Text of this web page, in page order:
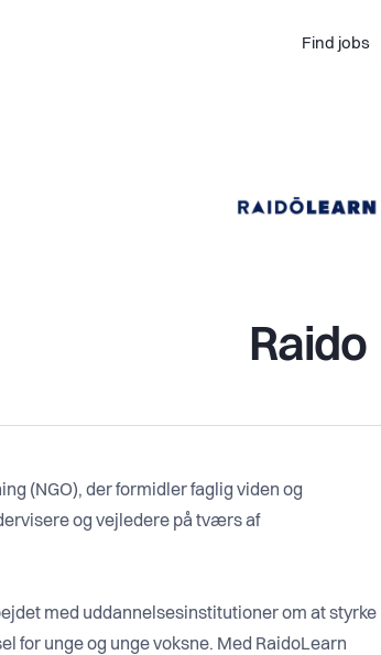
Find jobs
Raido
(NGO), der formidler faglig viden og
og vejledere på tværs af
med uddannelsesinstitutioner om at styrke
for unge og unge voksne. Med RaidoLearn